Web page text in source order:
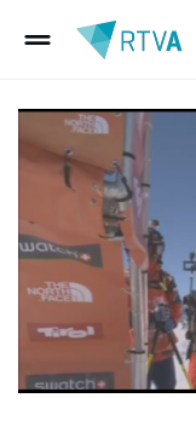
drag_handle